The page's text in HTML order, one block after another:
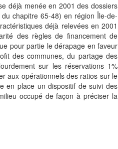
déjà menée en 2001 des dossiers
chapitre 65-48) en région Île-de-
déjà relevées en 2001
des règles de financement de
pour partie le dérapage en faveur
des communes, du partage des
sur les réservations 1%
aux opérationnels des ratios sur le
en place un dispositif de suivi des
occupé de façon à préciser la